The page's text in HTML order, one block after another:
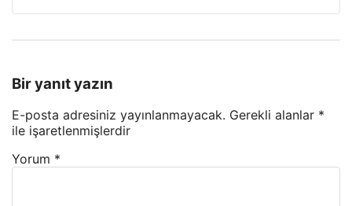
Bir yanıt yazın
E-posta adresiniz yayınlanmayacak. Gerekli alanlar *
ile işaretlenmişlerdir
Yorum *